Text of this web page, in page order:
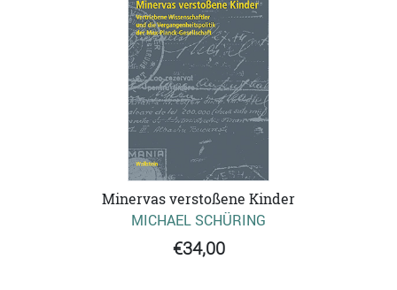
Minervas verstoßene Kinder
MICHAEL SCHÜRING
€34,00